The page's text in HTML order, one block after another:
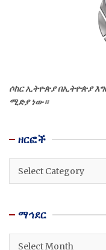
ሶከር ኢትዮጵያ በኢትዮጵያ
ሚድያ ነው።
ዘርፎች
ዘርፎች
ማኅደር
ማኅደር